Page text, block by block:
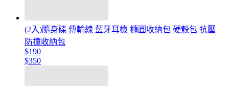
(2入)隨身碟 傳輸線 藍牙耳機 橢圓收納包 硬殼包 抗壓
防撞收納包
$190
$350